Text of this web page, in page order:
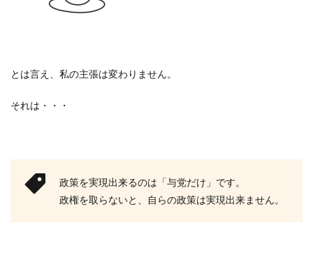
とは言え、私の主張は変わりません。
それは・・・
政策を実現出来るのは「与党だけ」です。
政権を取らないと、自らの政策は実現出来ません。